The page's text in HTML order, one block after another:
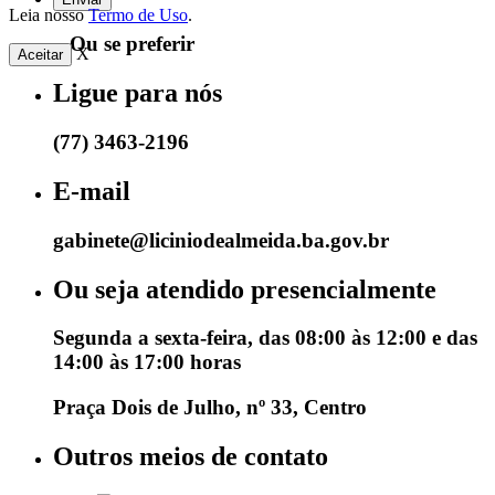
...Ou se preferir
Ligue para nós
(77) 3463-2196
E-mail
gabinete@liciniodealmeida.ba.gov.br
Ou seja atendido presencialmente
Segunda a sexta-feira, das 08:00 às 12:00 e das
14:00 às 17:00 horas
Praça Dois de Julho, nº 33, Centro
Outros meios de contato
Leia nossoTermo de Uso.
Aceitar X